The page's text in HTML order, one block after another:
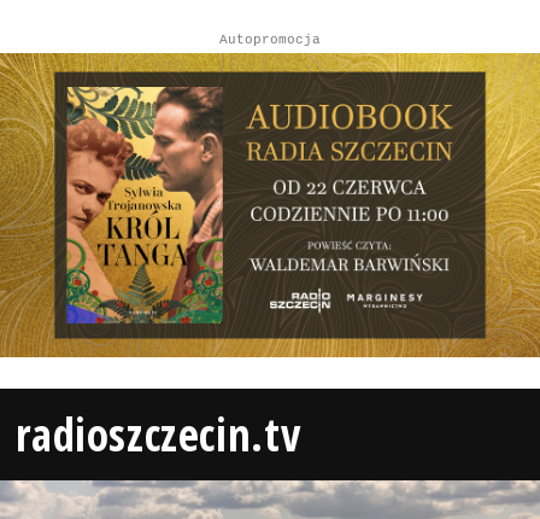
Autopromocja
radioszczecin.tv